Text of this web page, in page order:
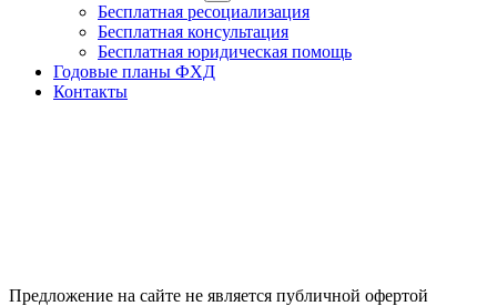
Бесплатная ресоциализация
Бесплатная консультация
Бесплатная юридическая помощь
Годовые планы ФХД
Контакты
Предложение на сайте не является публичной офертой